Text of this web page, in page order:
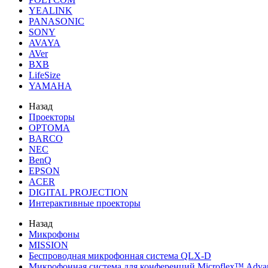
YEALINK
PANASONIC
SONY
AVAYA
AVer
BXB
LifeSize
YAMAHA
Назад
Проекторы
OPTOMA
BARCO
NEC
BenQ
EPSON
ACER
DIGITAL PROJECTION
Интерактивные проекторы
Назад
Микрофоны
MISSION
Беспроводная микрофонная система QLX-D